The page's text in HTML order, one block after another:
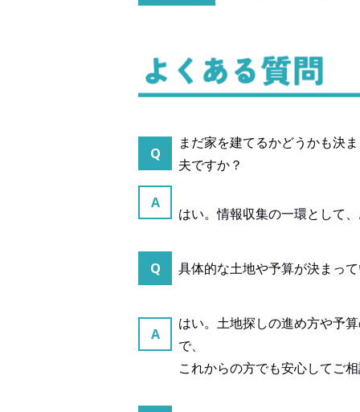
Q
まだ家を建てるかどうかも決
夫ですか？
A
はい。情報収集の一環として
Q 具体的な土地や予算が決まっ
A
はい。土地探しの進め方や予
で、
これからの方でも安心してご